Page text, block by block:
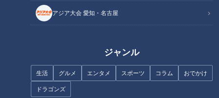
アジア大会 愛知・名古屋
ジャンル
生活 グルメ エンタメ スポーツ コラム おでかけ
ドラゴンズ
ビール、ぷしゅー #夏目アナ #
トーク